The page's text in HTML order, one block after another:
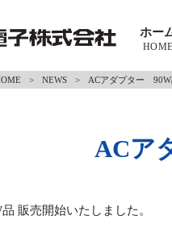
ホー
HOME
> NEWS > ACアダプター 90W
ACア
販売開始いたしました。